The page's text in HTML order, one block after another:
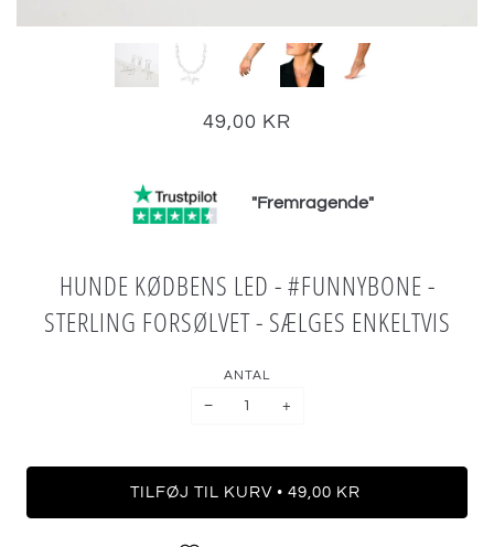
49,00 KR
"Fremragende"
HUNDE KØDBENS LED - #FUNNYBONE -
STERLING FORSØLVET - SÆLGES ENKELTVIS
ANTAL
− +
TILFØJ TIL KURV • 49,00 KR